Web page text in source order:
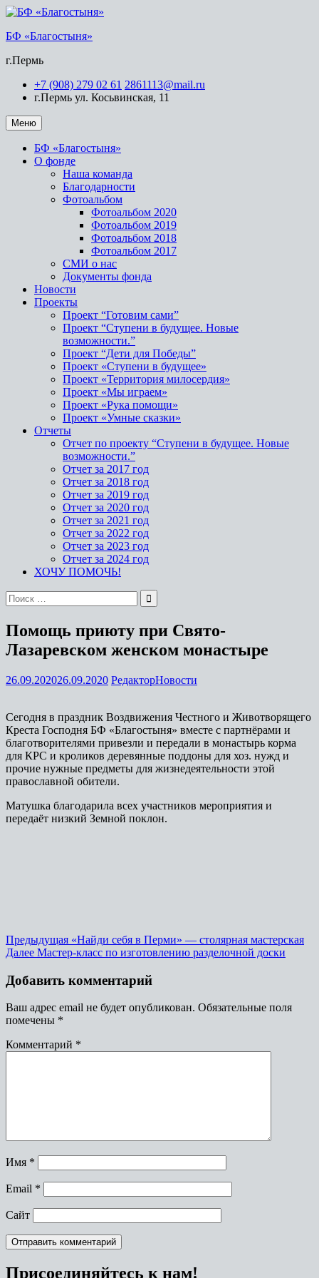
БФ «Благостыня»
г.Пермь
+7 (908) 279 02 61 2861113@mail.ru
г.Пермь ул. Косьвинская, 11
Меню
БФ «Благостыня»
О фонде
Наша команда
Благодарности
Фотоальбом
Фотоальбом 2020
Фотоальбом 2019
Фотоальбом 2018
Фотоальбом 2017
СМИ о нас
Документы фонда
Новости
Проекты
Проект “Готовим сами”
Проект “Ступени в будущее. Новые
возможности.”
Проект “Дети для Победы”
Проект «Ступени в будущее»
Проект «Территория милосердия»
Проект «Мы играем»
Проект «Рука помощи»
Проект «Умные сказки»
Отчеты
Отчет по проекту “Ступени в будущее. Новые
возможности.”
Отчет за 2017 год
Отчет за 2018 год
Отчет за 2019 год
Отчет за 2020 год
Отчет за 2021 год
Отчет за 2022 год
Отчет за 2023 год
Отчет за 2024 год
ХОЧУ ПОМОЧЬ!
Помощь приюту при Свято-
Лазаревском женском монастыре
26.09.202026.09.2020 РедакторНовости
Сегодня в праздник Воздвижения Честного и Животворящего
Креста Господня БФ «Благостыня» вместе с партнёрами и
благотворителями привезли и передали в монастырь корма
для КРС и кроликов деревянные поддоны для хоз. нужд и
прочие нужные предметы для жизнедеятельности этой
православной обители.
Матушка благодарила всех участников мероприятия и
передаёт низкий Земной поклон.
Предыдущая «Найди себя в Перми» — столярная мастерская
Далее Мастер-класс по изготовлению разделочной доски
Добавить комментарий
Ваш адрес email не будет опубликован. Обязательные поля
помечены *
Комментарий *
Имя *
Email *
Сайт
Присоединяйтесь к нам!